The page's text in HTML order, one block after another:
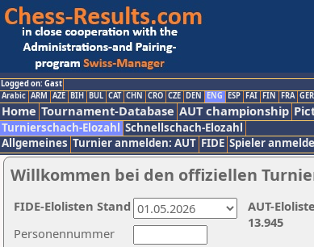
Logged on: Gast
Arabic ARM AZE BIH BUL CAT CHN CRO CZE DEN ENG ESP FAI FIN FRA GER
Home Tournament-Database AUT championship
Turnierschach-Elozahl Schnellschach-Elozahl
Allgemeines Turnier anmelden: AUT FIDE Spieler
Willkommen bei den offiziellen
Personennummer
AUT-
13.945
FIDE-Elolisten Stand